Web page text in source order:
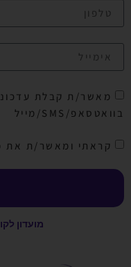
מאשר/ת קבלת
בוואטסאפ/SMS/מייל
קראתי ומאשר/ת את
מועדון